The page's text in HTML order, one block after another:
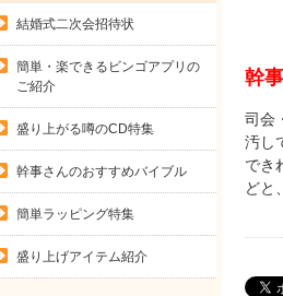
結婚式二次会招待状
簡単・楽できるビンゴアプリの
ご紹介
盛り上がる噂のCD特集
幹事さんのおすすめバイブル
簡単ラッピング特集
盛り上げアイテム紹介
幹
司会
汚し
でき
どと